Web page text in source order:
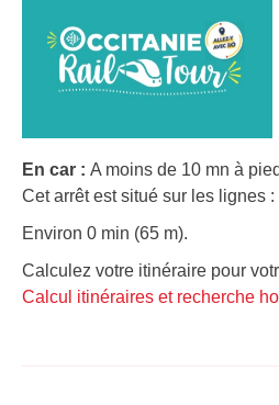
En car : A moins de 10 mn à
Cet arrêt est situé sur les lignes
Environ 0 min (65 m).
Calculez votre itinéraire pour
Calcul itinéraires et recherche